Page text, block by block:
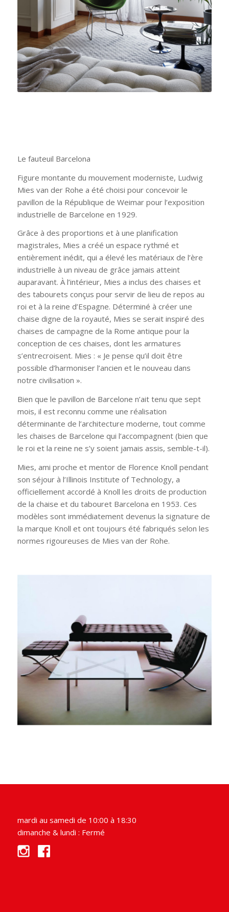
Le fauteuil Barcelona
Figure montante du mouvement moderniste, Ludwig
Mies van der Rohe a été choisi pour concevoir le
pavillon de la République de Weimar pour l’exposition
industrielle de Barcelone en 1929.
Grâce à des proportions et à une planification
magistrales, Mies a créé un espace rythmé et
entièrement inédit, qui a élevé les matériaux de l’ère
industrielle à un niveau de grâce jamais atteint
auparavant. À l’intérieur, Mies a inclus des chaises et
des tabourets conçus pour servir de lieu de repos au
roi et à la reine d’Espagne. Déterminé à créer une
chaise digne de la royauté, Mies se serait inspiré des
chaises de campagne de la Rome antique pour la
conception de ces chaises, dont les armatures
s’entrecroisent. Mies : « Je pense qu’il doit être
possible d’harmoniser l’ancien et le nouveau dans
notre civilisation ».
Bien que le pavillon de Barcelone n’ait tenu que sept
mois, il est reconnu comme une réalisation
déterminante de l’architecture moderne, tout comme
les chaises de Barcelone qui l’accompagnent (bien que
le roi et la reine ne s’y soient jamais assis, semble-t-il).
Mies, ami proche et mentor de Florence Knoll pendant
son séjour à l’Illinois Institute of Technology, a
officiellement accordé à Knoll les droits de production
de la chaise et du tabouret Barcelona en 1953. Ces
modèles sont immédiatement devenus la signature de
la marque Knoll et ont toujours été fabriqués selon les
normes rigoureuses de Mies van der Rohe.
mardi au samedi de 10:00 à 18:30
dimanche & lundi : Fermé